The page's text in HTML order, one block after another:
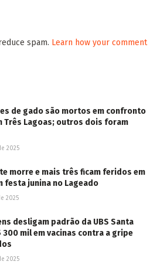
spam. Learn how your comment
de gado são mortos em confronto
Três Lagoas; outros dois foram
2025
morre e mais três ficam feridos em
festa junina no Lageado
2025
desligam padrão da UBS Santa
300 mil em vacinas contra a gripe
2025